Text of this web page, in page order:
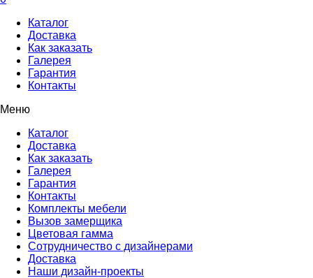
Каталог
Доставка
Как заказать
Галерея
Гарантия
Контакты
Меню
Каталог
Доставка
Как заказать
Галерея
Гарантия
Контакты
Комплекты мебели
Вызов замерщика
Цветовая гамма
Сотрудничество с дизайнерами
Доставка
Наши дизайн-проекты